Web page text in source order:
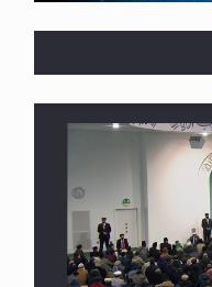
عليها.. ليس